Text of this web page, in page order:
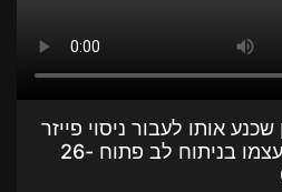
אותו לעבור ניסוי פייזר
ומצא את עצמו בניתוח לב פתוח 26-